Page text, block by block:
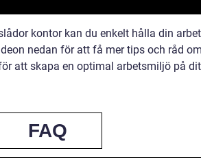
kontor kan du enkelt hålla din
nedan för att få mer tips och råd
att skapa en optimal arbetsmiljö på
FAQ